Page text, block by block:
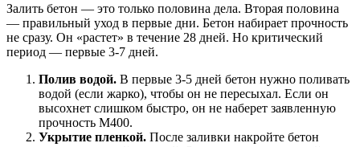
Залить бетон — это только половина дела. Вторая половина
— правильный уход в первые дни. Бетон набирает прочность
не сразу. Он «растет» в течение 28 дней. Но критический
период — первые 3-7 дней.
Полив водой. В первые 3-5 дней бетон нужно поливать
водой (если жарко), чтобы он не пересыхал. Если он
высохнет слишком быстро, он не наберет заявленную
прочность М400.
Укрытие пленкой. После заливки накройте бетон